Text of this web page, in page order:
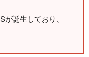
誕生しており、